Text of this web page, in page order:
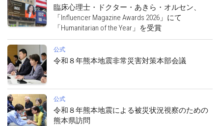
臨床心理士・ドクター・あきら・オルセン、
「Influencer Magazine Awards 2026」にて
「Humanitarian of the Year」を受賞
公式
令和８年熊本地震非常災害対策本部会議
公式
令和８年熊本地震による被災状況視察のための
熊本県訪問